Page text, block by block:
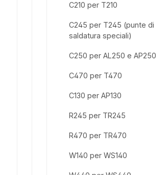
C210 per T210
C245 per T245 (punte di
saldatura speciali)
C250 per AL250 e AP250
C470 per T470
C130 per AP130
R245 per TR245
R470 per TR470
W140 per WS140